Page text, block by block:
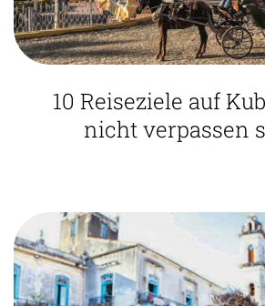
10 Reiseziele auf
nicht verpassen